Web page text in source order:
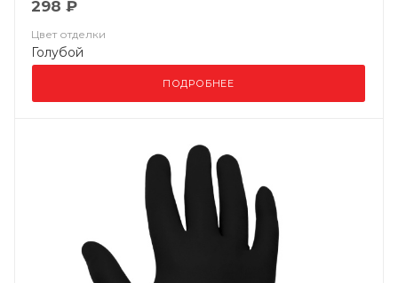
298 ₽
Цвет отделки
Голубой
ПОДРОБНЕЕ